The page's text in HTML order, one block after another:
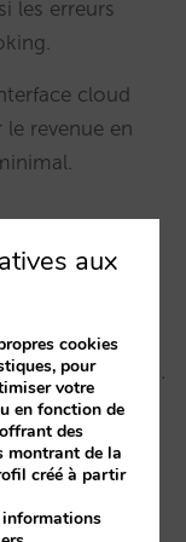
les erreurs
cloud
revenue en
comme
à fournir
et évolutive.
et sa
la puissante
les
aux
cookies
pour
votre
en fonction de
des
montrant de la
créé à partir
informations